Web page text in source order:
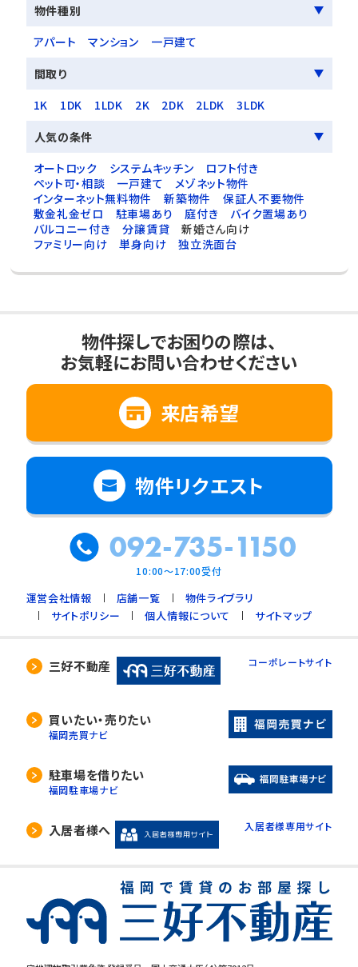
物件種別
アパート
マンション
一戸建て
間取り
1K
1DK 1LDK 2K 2DK 2LDK
3LDK
人気の条件
オートロック
システムキッチン
ロフト付き
ペット可・相談
一戸建て
メゾネット物件
インターネット無料物件
新築物件
保証人不要物件
敷金礼金ゼロ
駐車場あり 庭付き
バイク置場あり
バルコニー付き
分譲賃貸
新婚さん向け
ファミリー向け
単身向け 独立洗面台
物件探しでお困りの際は、
お気軽にお問い合わせください
来店希望
物件リクエスト
092-735-1150
10:00～17:00受付
運営会社情報 店舗一覧
物件ライブラリ
サイトポリシー
個人情報について サイトマップ
三好不動産 コーポレートサイト
買いたい・売りたい
福岡売買ナビ
駐車場を借りたい
福岡駐車場ナビ
入居者様へ 入居者様専用サイト